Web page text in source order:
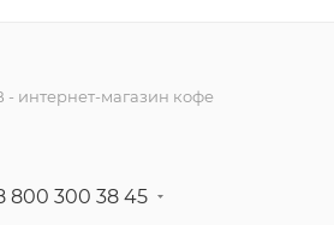
- интернет-магазин кофе
800 300 38 45